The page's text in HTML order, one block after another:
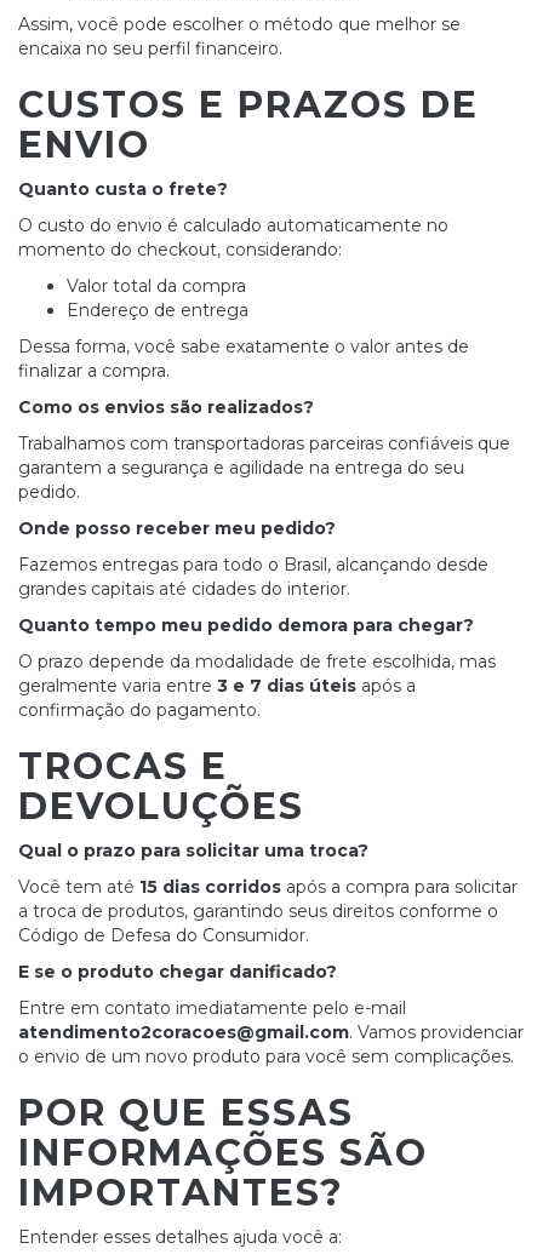
Assim, você pode escolher o método que melhor se
encaixa no seu perfil financeiro.
CUSTOS E PRAZOS DE
ENVIO
Quanto custa o frete?
O custo do envio é calculado automaticamente no
momento do checkout, considerando:
Valor total da compra
Endereço de entrega
Dessa forma, você sabe exatamente o valor antes de
finalizar a compra.
Como os envios são realizados?
Trabalhamos com transportadoras parceiras confiáveis que
garantem a segurança e agilidade na entrega do seu
pedido.
Onde posso receber meu pedido?
Fazemos entregas para todo o Brasil, alcançando desde
grandes capitais até cidades do interior.
Quanto tempo meu pedido demora para chegar?
O prazo depende da modalidade de frete escolhida, mas
geralmente varia entre 3 e 7 dias úteis após a
confirmação do pagamento.
TROCAS E
DEVOLUÇÕES
Qual o prazo para solicitar uma troca?
Você tem até 15 dias corridos após a compra para solicitar
a troca de produtos, garantindo seus direitos conforme o
Código de Defesa do Consumidor.
E se o produto chegar danificado?
Entre em contato imediatamente pelo e-mail
atendimento2coracoes@gmail.com. Vamos providenciar
o envio de um novo produto para você sem complicações.
POR QUE ESSAS
INFORMAÇÕES SÃO
IMPORTANTES?
Entender esses detalhes ajuda você a: